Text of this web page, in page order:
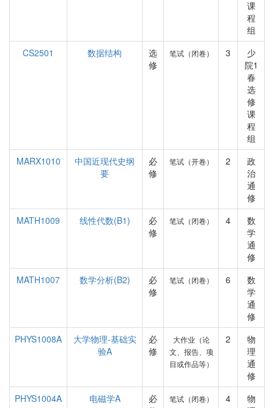
课
程
组
CS2501
数据结构
选
修
笔试（闭卷） 3
少
院1
春
选
修
课
程
组
MARX1010
中国近现代史纲
要
必
修
笔试（开卷） 2
政
治
通
修
MATH1009
线性代数(B1)
必
修
笔试（闭卷） 4
数
学
通
修
MATH1007
数学分析(B2)
必
修
笔试（闭卷） 6
数
学
通
修
PHYS1008A
大学物理-基础实
验A
必
修
大作业（论
文、报告、项
目或作品等）
2
物
理
通
修
PHYS1004A
电磁学A
必
笔试（闭卷） 4
物